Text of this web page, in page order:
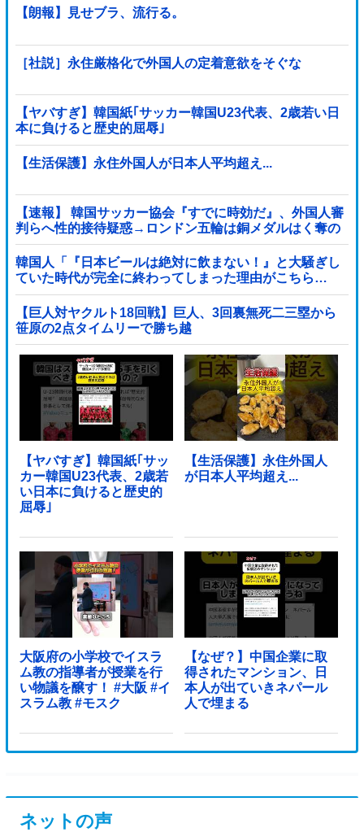
【朗報】見せブラ、流行る。
［社説］永住厳格化で外国人の定着意欲をそぐな
【ヤバすぎ】韓国紙｢サッカー韓国U23代表、2歳若い日
本に負けると歴史的屈辱｣
【生活保護】永住外国人が日本人平均超え...
【速報】 韓国サッカー協会『すでに時効だ』、外国人審
判らへ性的接待疑惑→ロンドン五輪は銅メダルはく奪の
可能性「審判の国籍は日本、UAE、イラン」
韓国人「『日本ビールは絶対に飲まない！』と大騒ぎし
ていた時代が完全に終わってしまった理由がこちら…
（ブルブル」＝韓国の反応
【巨人対ヤクルト18回戦】巨人、3回裏無死二三塁から
笹原の2点タイムリーで勝ち越
し！！！！！！！！！！！！！他
【ヤバすぎ】韓国紙｢サッ
カー韓国U23代表、2歳若
い日本に負けると歴史的
屈辱｣
【生活保護】永住外国人
が日本人平均超え...
大阪府の小学校でイスラ
ム教の指導者が授業を行
い物議を醸す！ #大阪 #イ
スラム教 #モスク
【なぜ？】中国企業に取
得されたマンション、日
本人が出ていきネパール
人で埋まる
ネットの声